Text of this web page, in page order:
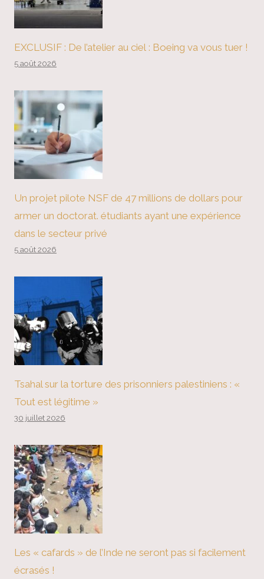
EXCLUSIF : De l’atelier au ciel : Boeing va vous tuer !
5 août 2026
Un projet pilote NSF de 47 millions de dollars pour
armer un doctorat. étudiants ayant une expérience
dans le secteur privé
5 août 2026
Tsahal sur la torture des prisonniers palestiniens : «
Tout est légitime »
30 juillet 2026
Les « cafards » de l’Inde ne seront pas si facilement
écrasés !